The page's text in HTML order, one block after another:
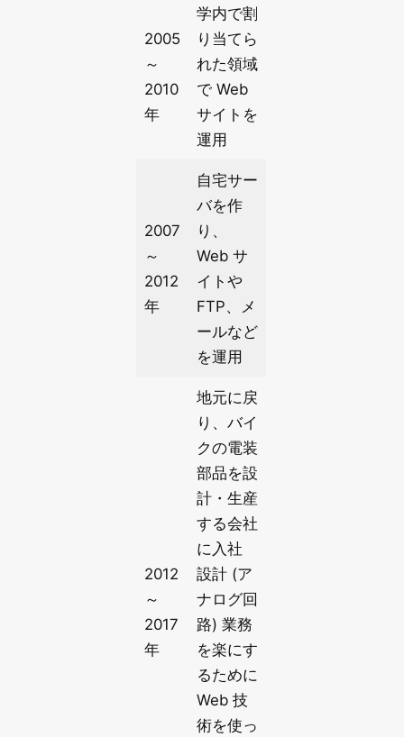
2005
～
2010
年
学内で割
り当てら
れた領域
で Web
サイトを
運用
2007
～
2012
年
自宅サー
バを作
り、
Web サ
イトや
FTP、メ
ールなど
を運用
2012
～
2017
年
地元に戻
り、バイ
クの電装
部品を設
計・生産
する会社
に入社
設計 (ア
ナログ回
路) 業務
を楽にす
るために
Web 技
術を使っ